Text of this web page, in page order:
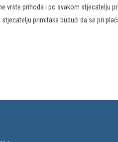
vrste prihoda i po svakom stjecatelju
primitaka budući da se pri